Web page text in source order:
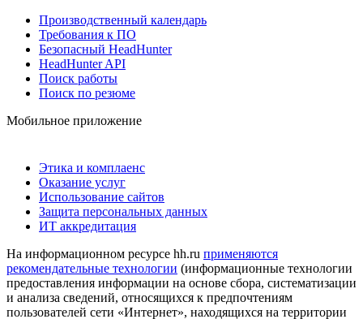
Производственный календарь
Требования к ПО
Безопасный HeadHunter
HeadHunter API
Поиск работы
Поиск по резюме
Мобильное приложение
Этика и комплаенс
Оказание услуг
Использование сайтов
Защита персональных данных
ИТ аккредитация
На информационном ресурсе hh.ru применяются
рекомендательные технологии (информационные технологии
предоставления информации на основе сбора, систематизации
и анализа сведений, относящихся к предпочтениям
пользователей сети «Интернет», находящихся на территории